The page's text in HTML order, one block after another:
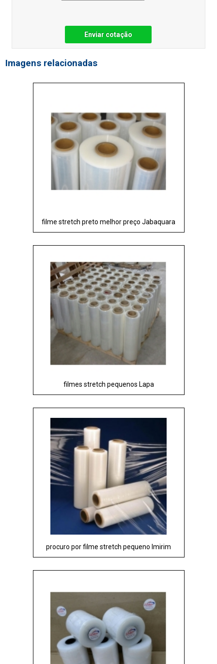
Enviar cotação
Imagens relacionadas
filme stretch preto melhor preço Jabaquara
filmes stretch pequenos Lapa
procuro por filme stretch pequeno Imirim